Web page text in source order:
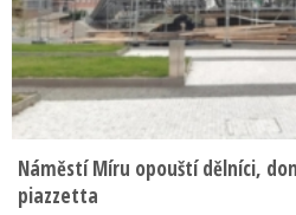
Náměstí Míru opouští dělníci,
piazzetta